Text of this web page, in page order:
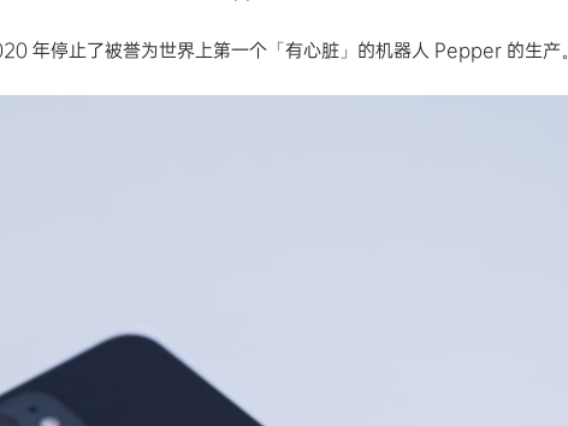
年停止了被誉为世界上第一个「有心脏」的机器人 Pepper 的生产。